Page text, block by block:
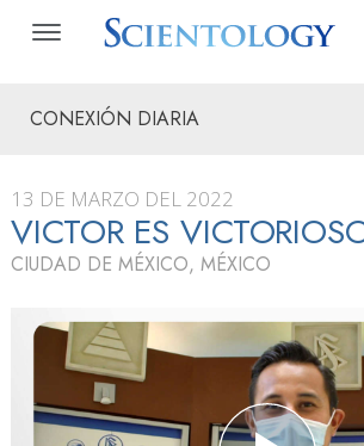
CONEXIÓN DIARIA
13 DE MARZO DEL 2022
VICTOR ES
CIUDAD DE MÉXICO, MÉXICO